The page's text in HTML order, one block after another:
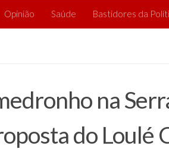
Opinião Saúde Bastidores da
na
do Loulé